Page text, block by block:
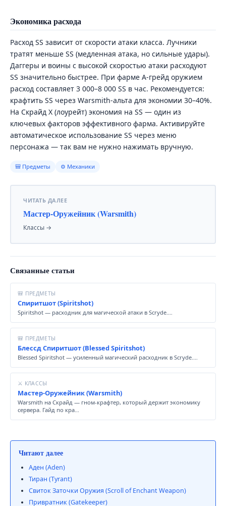
Экономика расхода
Расход SS зависит от скорости атаки класса. Лучники
тратят меньше SS (медленная атака, но сильные удары).
Даггеры и воины с высокой скоростью атаки расходуют
SS значительно быстрее. При фарме A-грейд оружием
расход составляет 3 000–8 000 SS в час. Рекомендуется:
крафтить SS через Warsmith-альта для экономии 30–40%.
На Скрайд X (лоурейт) экономия на SS — один из
ключевых факторов эффективного фарма. Активируйте
автоматическое использование SS через меню
персонажа — так вам не нужно нажимать вручную.
🎒 Предметы ⚙ Механики
ЧИТАТЬ ДАЛЕЕ
Мастер-Оружейник (Warsmith)
Классы →
Связанные статьи
🎒 ПРЕДМЕТЫ
Спиритшот (Spiritshot)
Spiritshot — расходник для магической атаки в Scryde.…
🎒 ПРЕДМЕТЫ
Блессд Спиритшот (Blessed Spiritshot)
Blessed Spiritshot — усиленный магический расходник в Scryde.…
⚔ КЛАССЫ
Мастер-Оружейник (Warsmith)
Warsmith на Скрайд — гном-крафтер, который держит экономику
сервера. Гайд по кра…
Читают далее
Аден (Aden)
Тиран (Tyrant)
Свиток Заточки Оружия (Scroll of Enchant Weapon)
Привратник (Gatekeeper)